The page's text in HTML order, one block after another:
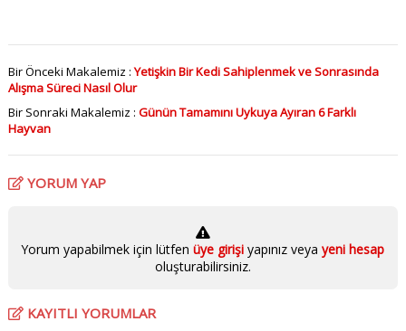
Bir Önceki Makalemiz :Yetişkin Bir Kedi Sahiplenmek ve Sonrasında
Alışma Süreci Nasıl Olur
Bir Sonraki Makalemiz : Günün Tamamını Uykuya Ayıran 6 Farklı
Hayvan
YORUM YAP
Yorum yapabilmek için lütfenüye girişiyapınız veya yeni hesap
oluşturabilirsiniz.
KAYITLI YORUMLAR